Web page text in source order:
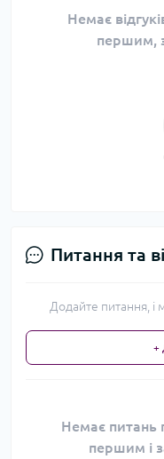
Немає
першим,
Питання та
Додайте питання,
+
Немає питань
першим і